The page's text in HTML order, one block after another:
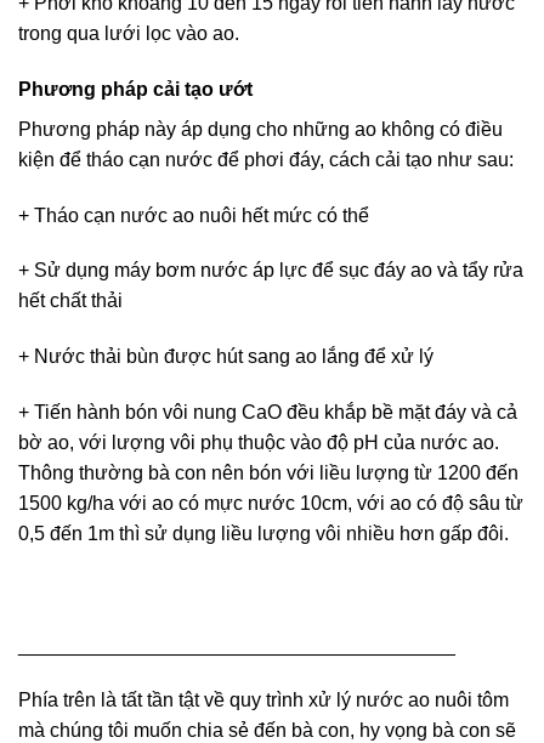
trong qua lưới lọc vào ao.
Phương pháp cải tạo ướt
Phương pháp này áp dụng cho những ao không có điều
kiện để tháo cạn nước để phơi đáy, cách cải tạo như sau:
+ Tháo cạn nước ao nuôi hết mức có thể
+ Sử dụng máy bơm nước áp lực để sục đáy ao và tẩy rửa
hết chất thải
+ Nước thải bùn được hút sang ao lắng để xử lý
+ Tiến hành bón vôi nung CaO đều khắp bề mặt đáy và cả
bờ ao, với lượng vôi phụ thuộc vào độ pH của nước ao.
Thông thường bà con nên bón với liều lượng từ 1200 đến
1500 kg/ha với ao có mực nước 10cm, với ao có độ sâu từ
0,5 đến 1m thì sử dụng liều lượng vôi nhiều hơn gấp đôi.
Phía trên là tất tần tật về quy trình xử lý nước ao nuôi tôm
mà chúng tôi muốn chia sẻ đến bà con, hy vọng bà con sẽ